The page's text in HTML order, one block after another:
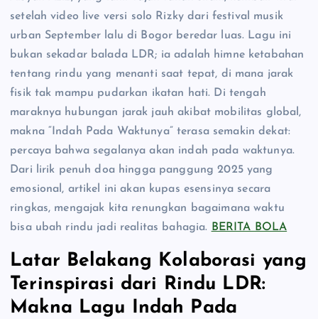
setelah video live versi solo Rizky dari festival musik
urban September lalu di Bogor beredar luas. Lagu ini
bukan sekadar balada LDR; ia adalah himne ketabahan
tentang rindu yang menanti saat tepat, di mana jarak
fisik tak mampu pudarkan ikatan hati. Di tengah
maraknya hubungan jarak jauh akibat mobilitas global,
makna “Indah Pada Waktunya” terasa semakin dekat:
percaya bahwa segalanya akan indah pada waktunya.
Dari lirik penuh doa hingga panggung 2025 yang
emosional, artikel ini akan kupas esensinya secara
ringkas, mengajak kita renungkan bagaimana waktu
bisa ubah rindu jadi realitas bahagia.
BERITA BOLA
Latar Belakang Kolaborasi yang
Terinspirasi dari Rindu LDR:
Makna Lagu Indah Pada